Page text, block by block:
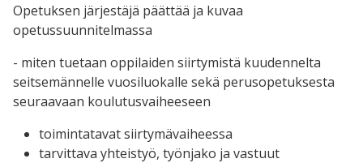
Opetuksen järjestäjä päättää ja kuvaa
opetussuunnitelmassa
- miten tuetaan oppilaiden siirtymistä kuudennelta
seitsemännelle vuosiluokalle sekä perusopetuksesta
seuraavaan koulutusvaiheeseen
toimintatavat siirtymävaiheessa
tarvittava yhteistyö, työnjako ja vastuut